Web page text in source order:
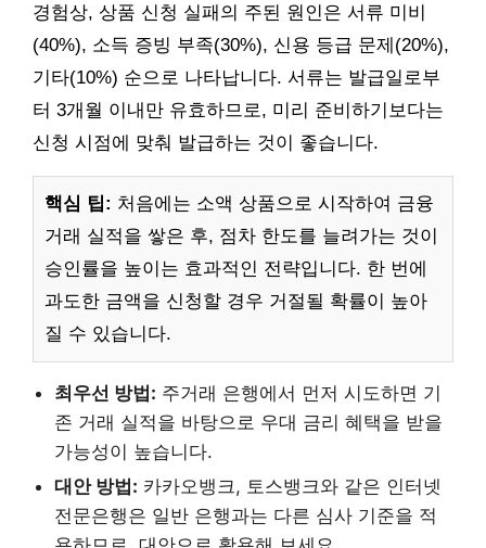
경험상, 상품 신청 실패의 주된 원인은 서류 미비
(40%), 소득 증빙 부족(30%), 신용 등급 문제(20%),
기타(10%) 순으로 나타납니다. 서류는 발급일로부
터 3개월 이내만 유효하므로, 미리 준비하기보다는
신청 시점에 맞춰 발급하는 것이 좋습니다.
핵심 팁: 처음에는 소액 상품으로 시작하여 금융
거래 실적을 쌓은 후, 점차 한도를 늘려가는 것이
승인률을 높이는 효과적인 전략입니다. 한 번에
과도한 금액을 신청할 경우 거절될 확률이 높아
질 수 있습니다.
최우선 방법: 주거래 은행에서 먼저 시도하면 기
존 거래 실적을 바탕으로 우대 금리 혜택을 받을
가능성이 높습니다.
대안 방법: 카카오뱅크, 토스뱅크와 같은 인터넷
전문은행은 일반 은행과는 다른 심사 기준을 적